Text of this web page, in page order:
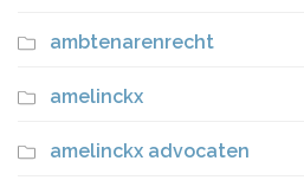
ambtenarenrecht
amelinckx
amelinckx advocaten